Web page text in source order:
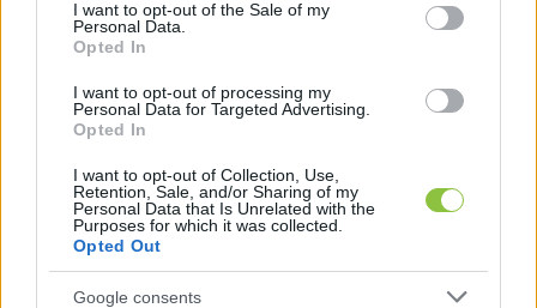
I want to opt-out of the Sale of my
Personal Data.
Opted In
I want to opt-out of processing my
Personal Data for Targeted Advertising.
Opted In
I want to opt-out of Collection, Use,
Retention, Sale, and/or Sharing of my
Personal Data that Is Unrelated with the
Purposes for which it was collected.
Opted Out
Google consents
csütörtök estétől, még a havazás előtt, a
előre kijuttatnak útszóró sót vagy kálcium-
klorid oldatot;
ahogy megérkezik a havazás, és a friss hó a
burkolaton eléri a 3-5 centimétert, a
sószórás mellett a hóekézési munkák is